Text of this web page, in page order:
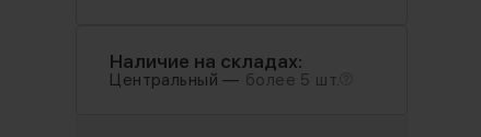
Наличие на складах:
Центральный — более 5 шт.